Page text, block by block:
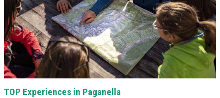
TOP Experiences in Paganella